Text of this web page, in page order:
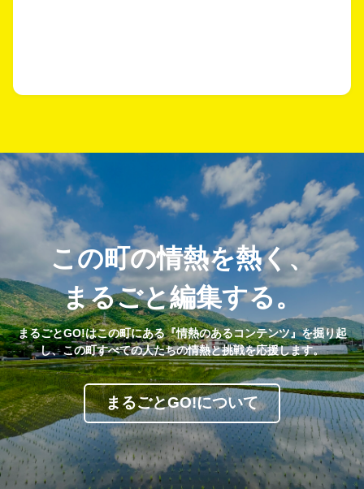
この町の情熱を熱く、
まるごと編集する。
まるごとGO!はこの町にある『情熱のあるコンテンツ』を掘り起
し、この町すべての人たちの情熱と挑戦を応援します。
まるごとGO!について